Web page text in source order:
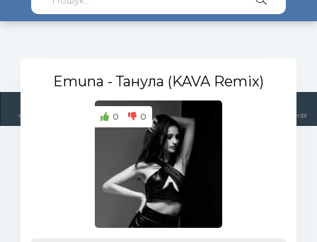
Жанри Топ 100 Тренди Плейлист (0)
Emuna - Танула (KAVA Remix)
0 0